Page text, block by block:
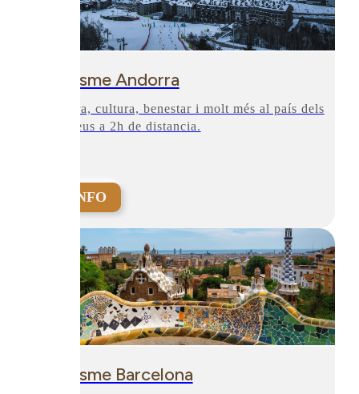
Turisme Andorra
Natura, cultura, benestar i molt més al país dels
Pirineus a 2h de distancia.
+INFO
Turisme Barcelona